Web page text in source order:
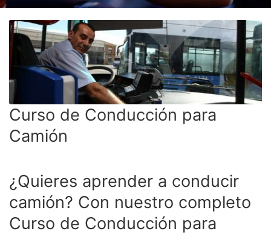
Duplicado licencia de conducción
Recategorización B1 a C1
(Vehículo Servicio Publico)
Recategorización C1 a C2
(Vehículo Pesado Servicio
Publico)
Renovación de licencias de
Licencia internacional
Instalaciones
¿Quiénes somos?
Curso de Conducción para
Camión
¿Quieres aprender a conducir
camión? Con nuestro completo
Curso de Conducción para